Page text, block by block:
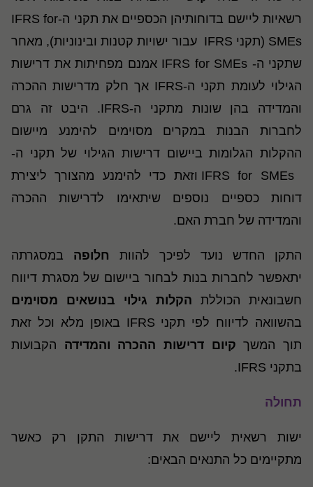
רשאיות ליישם בדוחותיהן הכספיים את תקני ה-IFRS for
SMEs (תקני IFRS עבור ישויות קטנות ובינוניות), מאחר
שתקני ה- IFRS for SMEs אמנם מפחיתות את דרישות
הגילוי לעומת תקני ה-IFRS אך חלק מדרישות ההכרה
והמדידה בהן שונות מתקני ה-IFRS. היבט זה גרם
לחברות הבנות במקרים מסוימים להימנע מיישום
ההקלות הגלומות ביישום דרישות הגילוי של תקני ה-
IFRS for SMEs וזאת כדי להימנע מהצורך ליצירת
דוחות כספיים נוספים שיתאימו לדרישות ההכרה
והמדידה של חברת האם.
התקן החדש נועד לפיכך להוות חלופה במסגרתה
יתאפשר לחברות בנות לבחור ביישום של מסגרת דיווח
חשבונאית הכוללת הקלות גילוי בנושאים מסוימים
בהשוואה לדיווח לפי תקני IFRS באופן מלא וכל זאת
תוך המשך קיום דרישות ההכרה והמדידה הקבועות
בתקני IFRS.
תחולה
ישות רשאית ליישם את דרישות התקן רק כאשר
מתקיימים כל התנאים הבאים: